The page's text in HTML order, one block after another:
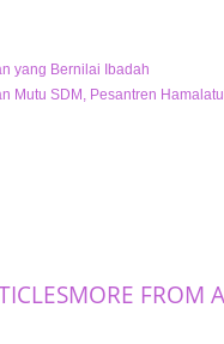
yang Bernilai Ibadah
Mutu SDM, Pesantren
MORE FROM